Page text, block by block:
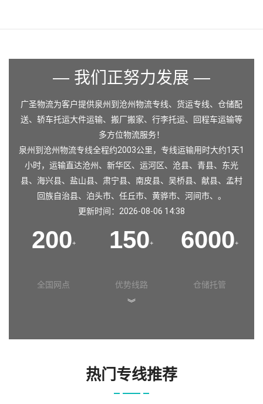
— 我们正努力发展 —
广圣物流为客户提供泉州到沧州物流专线、货运专线、仓储配
送、轿车托运大件运输、搬厂搬家、行李托运、回程车运输等
多方位物流服务！
泉州到沧州物流专线全程约2003公里，专线运输用时大约1天1
小时，运输直达沧州、新华区、运河区、沧县、青县、东光
县、海兴县、盐山县、肃宁县、南皮县、吴桥县、献县、孟村
回族自治县、泊头市、任丘市、黄骅市、河间市、。
更新时间：2026-08-06 14:38
200+
全国网点
150+
优势线路
6000+
仓储托管
︾
热门专线推荐